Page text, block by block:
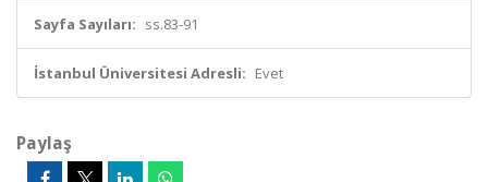
Sayfa Sayıları: ss.83-91
İstanbul Üniversitesi Adresli: Evet
Paylaş